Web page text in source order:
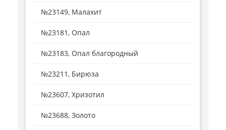
№23149, Малахит
№23181, Опал
№23183, Опал благородный
№23211, Бирюза
№23607, Хризотил
№23688, Золото